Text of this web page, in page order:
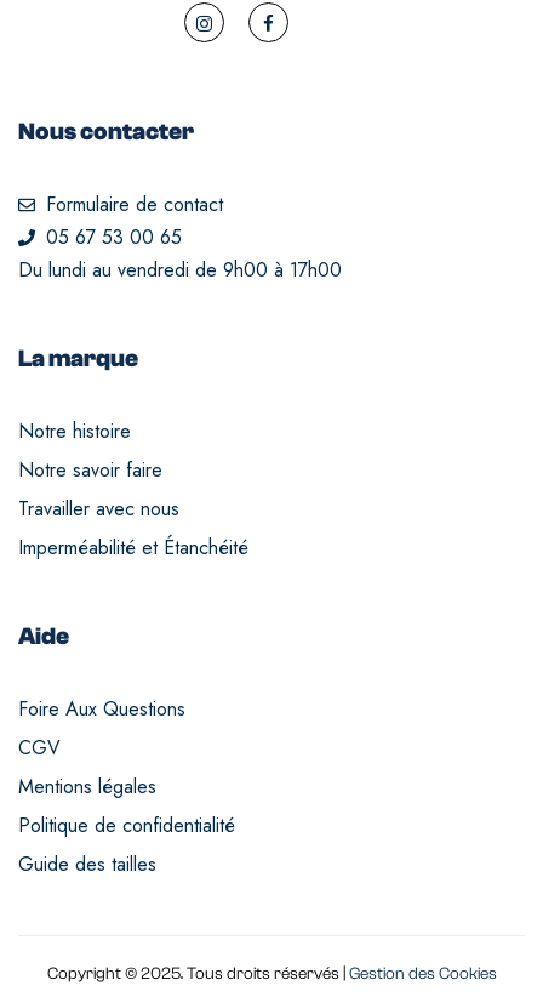
Nous contacter
Formulaire de contact
05 67 53 00 65
Du lundi au vendredi de 9h00 à 17h00
La marque
Notre histoire
Notre savoir faire
Travailler avec nous
Imperméabilité et Étanchéité
Aide
Foire Aux Questions
CGV
Mentions légales
Politique de confidentialité
Guide des tailles
Copyright © 2025. Tous droits réservés | Gestion des Cookies